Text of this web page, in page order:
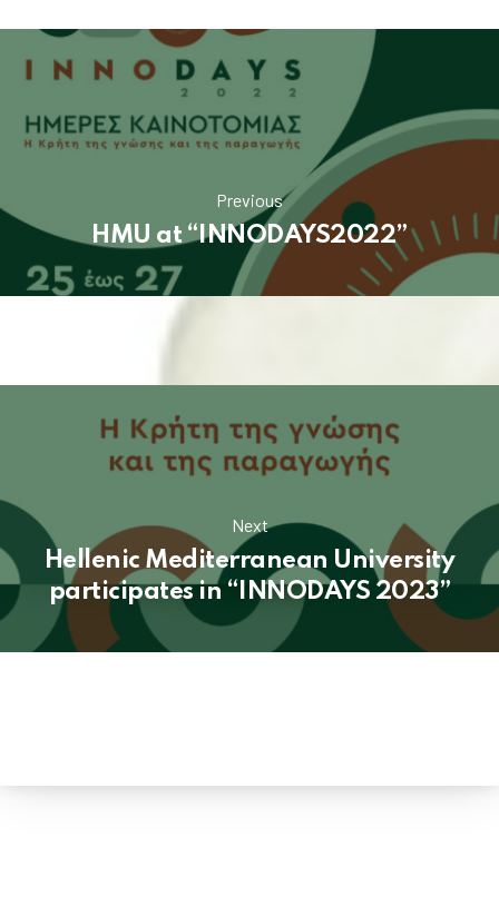
Previous
HMU at “INNODAYS2022”
Next
Hellenic Mediterranean University
participates in “INNODAYS 2023”